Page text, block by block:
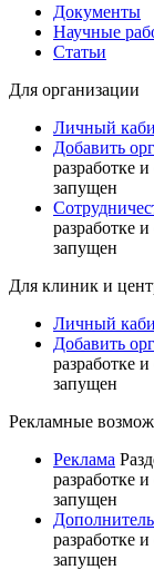
Документы
Научные
Статьи
Для организации
Личный
Добавить
разработке и
запущен
разработке и
запущен
Для клиник и
Личный
Добавить
разработке и
запущен
Рекламные
Реклама
разработке и
запущен
разработке и
запущен